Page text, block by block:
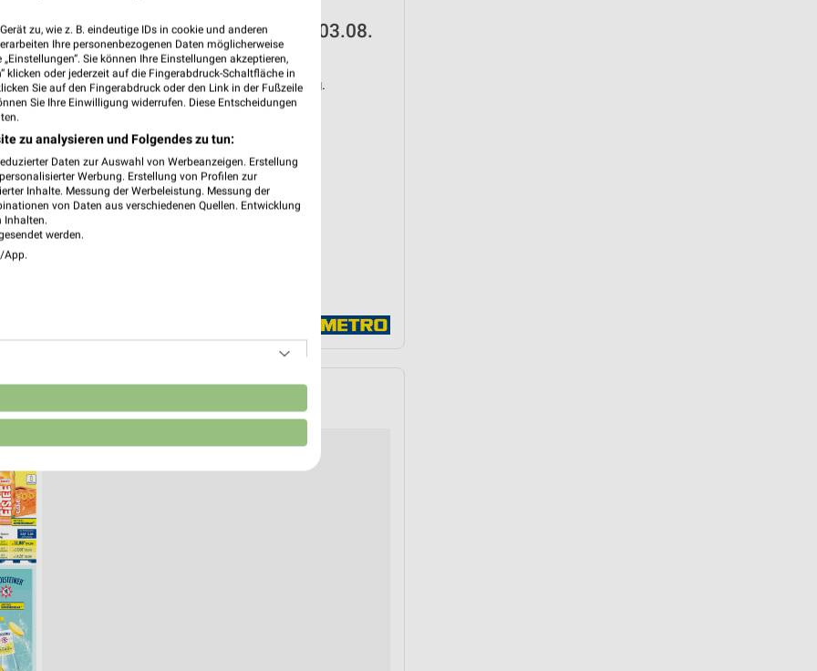
❯
Duisburg ab Mo. den 03.08.
Starke Marken
Gültig von 03. Aug. bis 08. Aug.
Kalendereintrag erstellen
PROSPEKT BLÄTTERN
zu, wie z. B. eindeutige IDs in cookie und anderen
Ihre personenbezogenen Daten möglicherweise
Sie können Ihre Einstellungen akzeptieren,
klicken oder jederzeit auf die Fingerabdruck-Schaltfläche in
Sie auf den Fingerabdruck oder den Link in der Fußzeile
Sie Ihre Einwilligung widerrufen. Diese Entscheidungen
zu analysieren und Folgendes zu tun:
Daten zur Auswahl von Werbeanzeigen. Erstellung
Werbung. Erstellung von Profilen zur
Inhalte. Messung der Werbeleistung. Messung der
von Daten aus verschiedenen Quellen. Entwicklung
Inhalten.
werden.
App.
Daten aus verschiedenen